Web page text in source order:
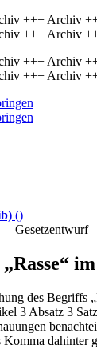
+++ Archiv
+++ Archiv
+++ Archiv
+++ Archiv
()
— Gesetzentwurf
des Begriffs
3 Absatz 3
Komma dahinter